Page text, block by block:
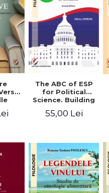
de
The ABC of ESP
for Political
Science. Building
vocabulary and
language skills
55,00 Lei